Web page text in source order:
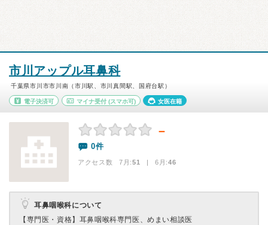
市川アップル耳鼻科
千葉県市川市市川南（市川駅、市川真間駅、国府台駅）
電子決済可 マイナ受付(スマホ可) 女医在籍
－
0件
アクセス数 7月:51 | 6月:46
耳鼻咽喉科について
【専門医・資格】 耳鼻咽喉科専門医、めまい相談医